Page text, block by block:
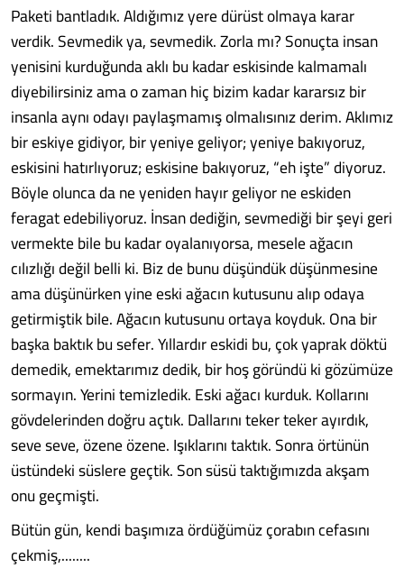
Paketi bantladık. Aldığımız yere dürüst olmaya karar
verdik. Sevmedik ya, sevmedik. Zorla mı? Sonuçta insan
yenisini kurduğunda aklı bu kadar eskisinde kalmamalı
diyebilirsiniz ama o zaman hiç bizim kadar kararsız bir
insanla aynı odayı paylaşmamış olmalısınız derim. Aklımız
bir eskiye gidiyor, bir yeniye geliyor; yeniye bakıyoruz,
eskisini hatırlıyoruz; eskisine bakıyoruz, “eh işte” diyoruz.
Böyle olunca da ne yeniden hayır geliyor ne eskiden
feragat edebiliyoruz. İnsan dediğin, sevmediği bir şeyi geri
vermekte bile bu kadar oyalanıyorsa, mesele ağacın
cılızlığı değil belli ki. Biz de bunu düşündük düşünmesine
ama düşünürken yine eski ağacın kutusunu alıp odaya
getirmiştik bile. Ağacın kutusunu ortaya koyduk. Ona bir
başka baktık bu sefer. Yıllardır eskidi bu, çok yaprak döktü
demedik, emektarımız dedik, bir hoş göründü ki gözümüze
sormayın. Yerini temizledik. Eski ağacı kurduk. Kollarını
gövdelerinden doğru açtık. Dallarını teker teker ayırdık,
seve seve, özene özene. Işıklarını taktık. Sonra örtünün
üstündeki süslere geçtik. Son süsü taktığımızda akşam
onu geçmişti.
Bütün gün, kendi başımıza ördüğümüz çorabın cefasını
çekmiş,........